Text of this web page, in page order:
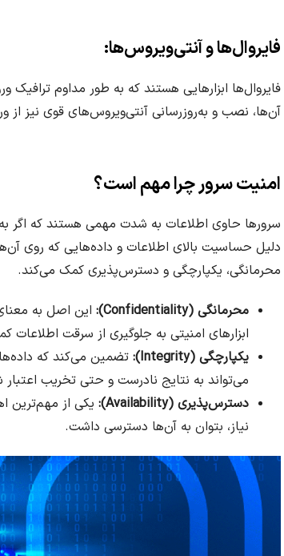
فایروال‌ها و آنتی‌ویروس‌ها:
فایروال‌ها ابزارهایی هستند که به طور مداوم
آن‌ها، نصب و به‌روزرسانی آنتی‌ویروس‌های قوی نیز از
امنیت سرور چرا مهم است؟
سرورها حاوی اطلاعات به شدت مهمی هستند که اگر
دلیل حساسیت بالای اطلاعات و داده‌هایی که روی
محرمانگی، یکپارچگی و دسترس‌پذیری کمک می‌کند.
محرمانگی (Confidentiality):
این اصل به
ابزارهای امنیتی به جلوگیری از سرقت اطلاعات
یکپارچگی (Integrity):
تضمین می‌کند که
می‌تواند به نتایج نادرست و حتی تخریب
دسترس‌پذیری (Availability):
یکی از مهم‌ترین
نیاز، بتوان به آن‌ها دسترسی داشت.